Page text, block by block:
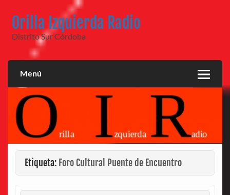
contenido
Orilla Izquierda Radio
Distrito Sur Córdoba
Menú
Etiqueta: Foro Cultural Puente de Encuentro